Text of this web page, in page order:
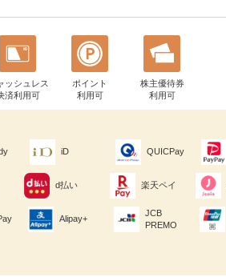
ッシュレス
済利用可
ポイント
利用可
株主優待券
利用可
iD QUICPay
d払い 楽天ペイ
Alipay+
JCB
PREMO